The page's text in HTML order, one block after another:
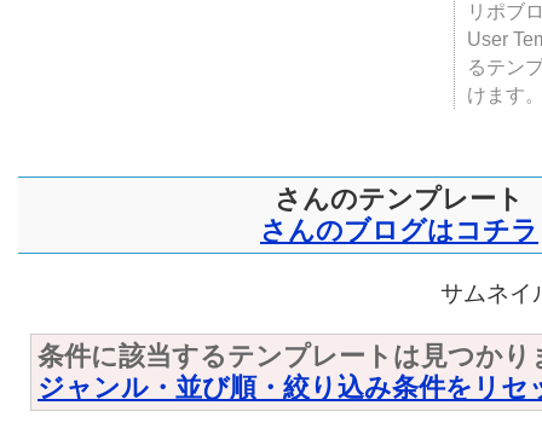
リポブ
User
るテン
けます
さんのテンプレート
さんのブログはコチラ
サムネイ
条件に該当するテンプレートは見つかり
ジャンル・並び順・絞り込み条件をリセ